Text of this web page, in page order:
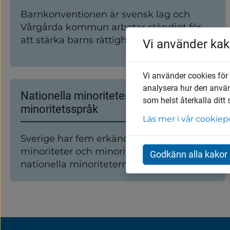
Barnkonventionen är svensk lag och
Vårgårda kommun arbetar ständigt för
att stärka barns rättigheter.
Nationella minoriteter och
minoritetsspråk
Sverige har fem erkända nationella
minoriteter och minoritetsspråk. De
nationella minoriteterna är judar, romer,
samer, sverigefinnar och tornedalingar.
Vi använder
Vi använder cookies
analysera hur den
som helst återkalla ditt
Läs mer i vår
Godkänn alla kakor